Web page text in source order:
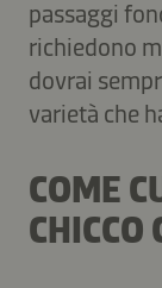
passaggi
richiedono
dovrai
varietà che
COME
CHICCO